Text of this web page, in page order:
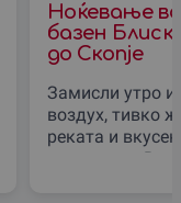
Ноќевање
базен
до Скопjе
Замисли утро
воздух, тивко
реката и
природата. Во